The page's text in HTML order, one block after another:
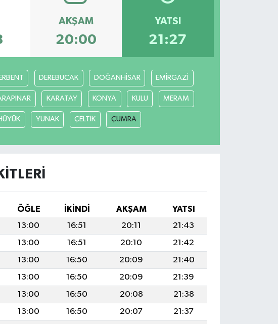
AKŞAM
20:00
YATSI
21:27
DEREBUCAK DOĞANHİSAR EMİRGAZİ
KARATAY KONYA KULU MERAM
YUNAK ÇELTİK ÇUMRA
ÖĞLE İKINDI AKŞAM
YATSI
13:00 16:51 20:11
21:43
13:00 16:51 20:10
21:42
13:00 16:50 20:09
21:40
13:00 16:50 20:09
21:39
13:00 16:50 20:08
21:38
13:00 16:50 20:07
21:37